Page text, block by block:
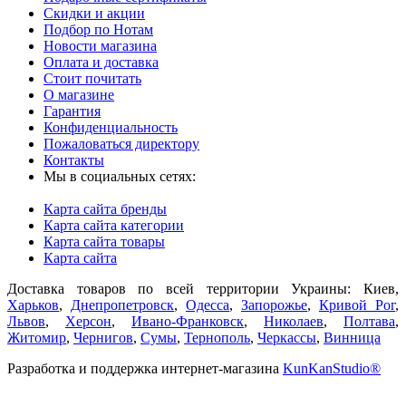
и удобной!Скидки и акции
Подбор по Нотам
Новости магазина
Оплата и доставка
Стоит почитать
О магазине
Гарантия
Конфиденциальность
Пожаловаться директору
Контакты
Мы в социальных сетях:
Карта сайта бренды
Карта сайта категории
Карта сайта товары
Карта сайта
Доставка товаров по всей территории Украины: Киев,
Харьков, Днепропетровск, Одесса, Запорожье, Кривой Рог,
Львов, Херсон, Ивано-Франковск, Николаев, Полтава,
Житомир, Чернигов, Сумы, Тернополь, Черкассы, Винница
Разработка и поддержка интернет-магазина KunKanStudio®